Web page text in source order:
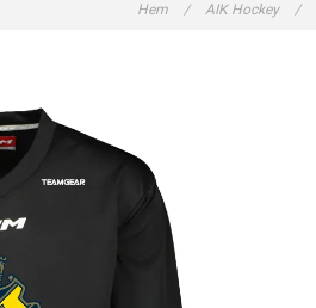
Hem / AIK Hockey /